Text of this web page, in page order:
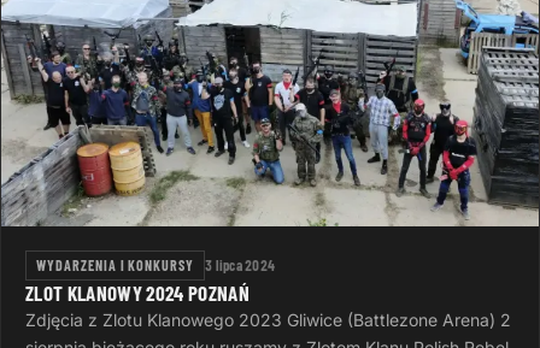
WYDARZENIA I KONKURSY 3 lipca 2024
ZLOT KLANOWY 2024 POZNAŃ
Zdjęcia z Zlotu Klanowego 2023 Gliwice (Battlezone Arena) 2